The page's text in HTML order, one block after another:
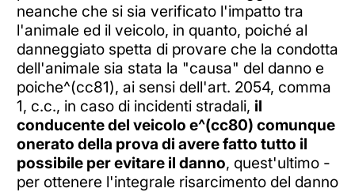
neanche che si sia verificato l'impatto tra
l'animale ed il veicolo, in quanto, poiché al
danneggiato spetta di provare che la condotta
dell'animale sia stata la "causa" del danno e
poiche^(cc81), ai sensi dell'art. 2054, comma
1, c.c., in caso di incidenti stradali, il
conducente del veicolo e^(cc80) comunque
onerato della prova di avere fatto tutto il
possibile per evitare il danno, quest'ultimo -
per ottenere l'integrale risarcimento del danno